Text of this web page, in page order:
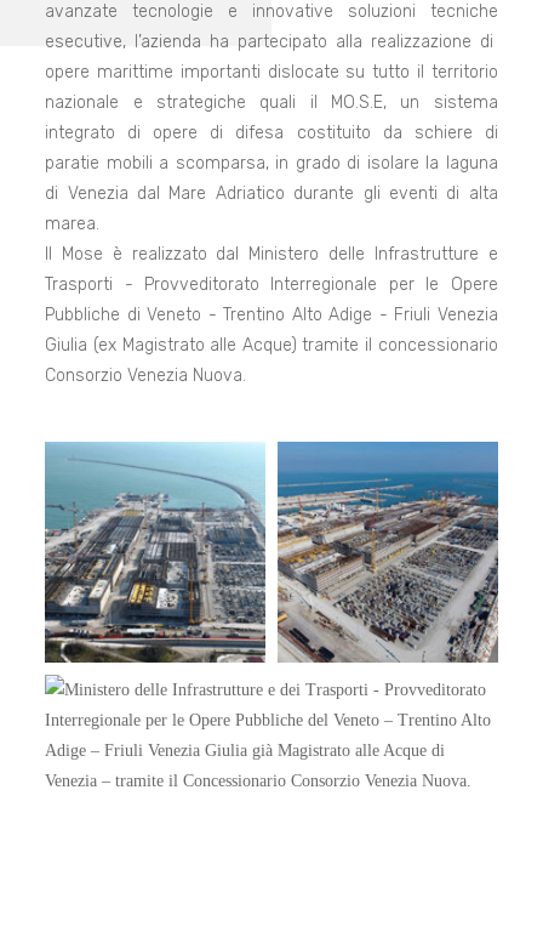
avanzate tecnologie e innovative soluzioni tecniche
esecutive, l’azienda ha partecipato alla realizzazione di
opere marittime importanti dislocate su tutto il territorio
nazionale e strategiche quali il MO.S.E, un sistema
integrato di opere di difesa costituito da schiere di
paratie mobili a scomparsa, in grado di isolare la laguna
di Venezia dal Mare Adriatico durante gli eventi di alta
marea.
Il Mose è realizzato dal Ministero delle Infrastrutture e
Trasporti - Provveditorato Interregionale per le Opere
Pubbliche di Veneto - Trentino Alto Adige - Friuli Venezia
Giulia (ex Magistrato alle Acque) tramite il concessionario
Consorzio Venezia Nuova.